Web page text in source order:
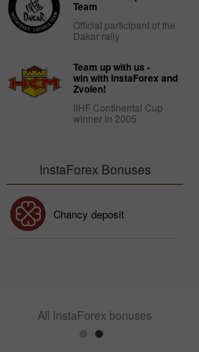
কর্মী ছাঁটাই প্রায় নেই বললেই চলে,
অথচ নতুন কর্মসংস্থানের সংখ্যা
Team
Official participant of the
Dakar rally
Team up with us -
win with InstaForex and
Zvolen!
IIHF Continental Cup
winner in 2005
InstaForex Bonuses
Chancy deposit
All InstaForex bonuses